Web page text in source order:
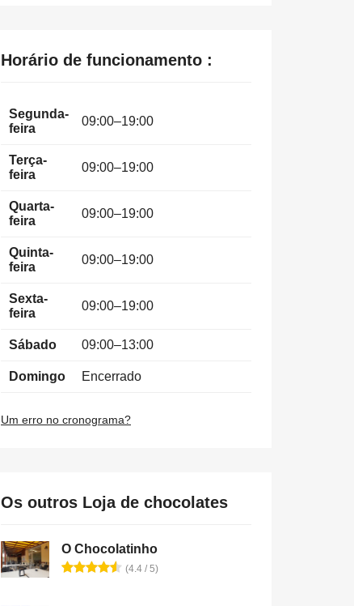
Horário de funcionamento :
Segunda-
feira
09:00–19:00
Terça-
feira
09:00–19:00
Quarta-
feira
09:00–19:00
Quinta-
feira
09:00–19:00
Sexta-
feira
09:00–19:00
Sábado 09:00–13:00
Domingo Encerrado
Um erro no cronograma?
Os outros Loja de chocolates
O Chocolatinho
(4.4 / 5)